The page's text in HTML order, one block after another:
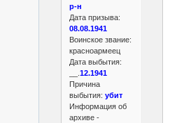
р-н
Дата призыва:
08.08.1941
Воинское звание:
красноармеец
Дата выбытия:
12.1941
Причина
выбытия: убит
Информация об
архиве -